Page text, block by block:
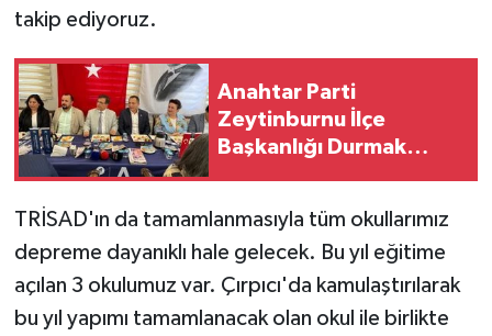
takip ediyoruz.
Anahtar Parti
Zeytinburnu İlçe
Başkanlığı Durmak
TRİSAD'ın da tamamlanmasıyla tüm okullarımız
depreme dayanıklı hale gelecek. Bu yıl eğitime
açılan 3 okulumuz var. Çırpıcı'da kamulaştırılarak
bu yıl yapımı tamamlanacak olan okul ile birlikte